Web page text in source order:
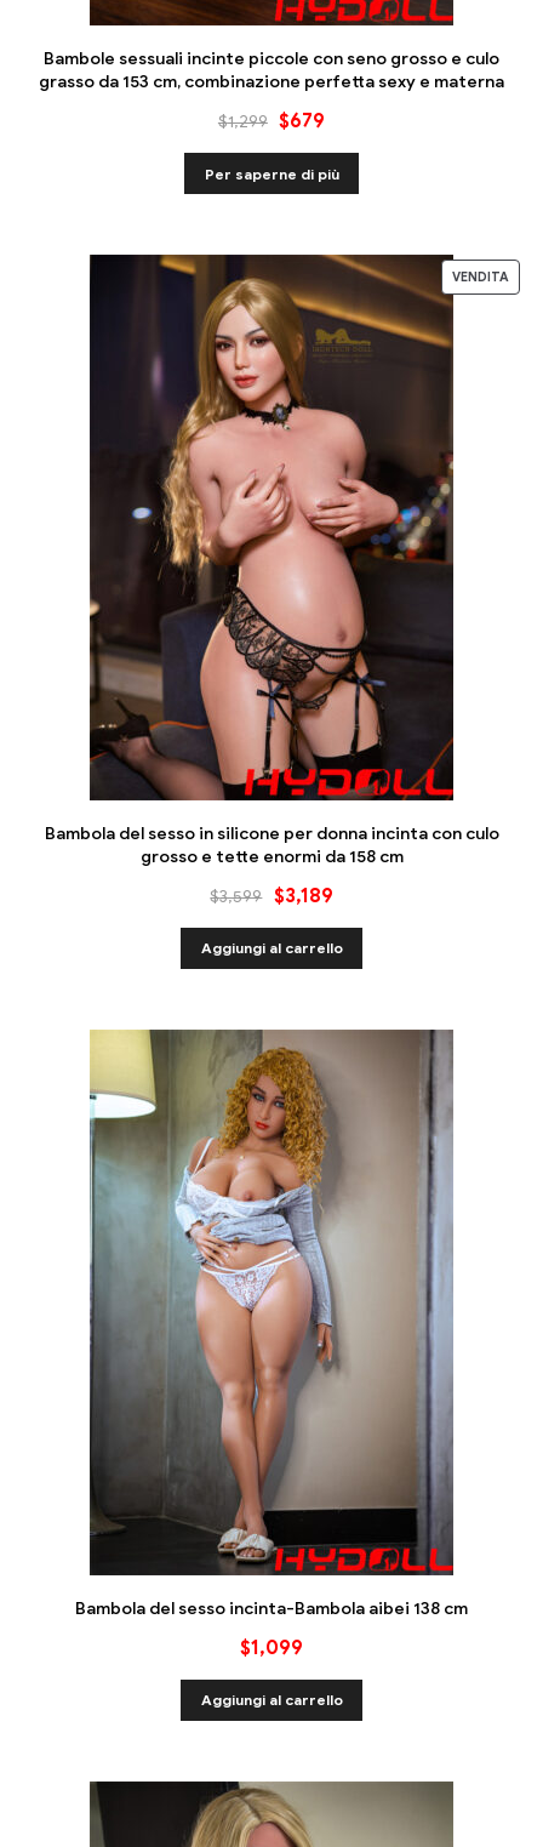
Bambole sessuali incinte piccole con seno grosso e culo
grasso da 153 cm, combinazione perfetta sexy e materna
$1,299 $679
Per saperne di più
VENDITA
Bambola del sesso in silicone per donna incinta con culo
grosso e tette enormi da 158 cm
$3,599 $3,189
Aggiungi al carrello
Bambola del sesso incinta-Bambola aibei 138 cm
$1,099
Aggiungi al carrello